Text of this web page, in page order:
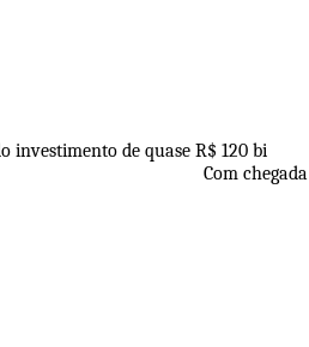
investimento de quase R$ 120 bi
Com